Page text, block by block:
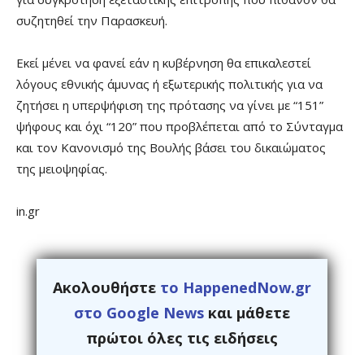
συζητηθεί την Παρασκευή.
Εκεί μένει να φανεί εάν η κυβέρνηση θα επικαλεστεί
λόγους εθνικής άμυνας ή εξωτερικής πολιτικής για να
ζητήσει η υπερψήφιση της πρότασης να γίνει με “151”
ψήφους και όχι “120” που προβλέπεται από το Σύνταγμα
και τον Κανονισμό της Βουλής βάσει του δικαιώματος
της μειοψηφίας.
in.gr
Ακολουθήστε το HappenedNow.gr
στο Google News και μάθετε
πρώτοι όλες τις ειδήσεις